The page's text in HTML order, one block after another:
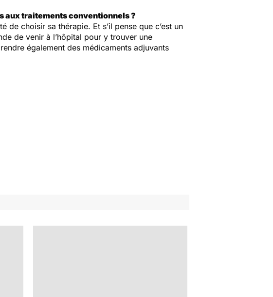
aux traitements conventionnels ?
de choisir sa thérapie. Et s’il pense que c’est un
de venir à l’hôpital pour y trouver une
également des médicaments adjuvants